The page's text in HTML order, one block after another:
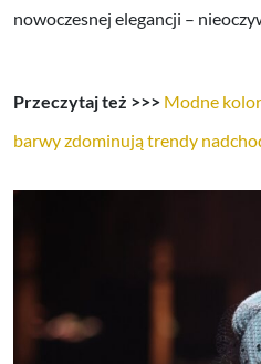
nowoczesnej elegancji –
Przeczytaj też >>> Modne
barwy zdominują trendy